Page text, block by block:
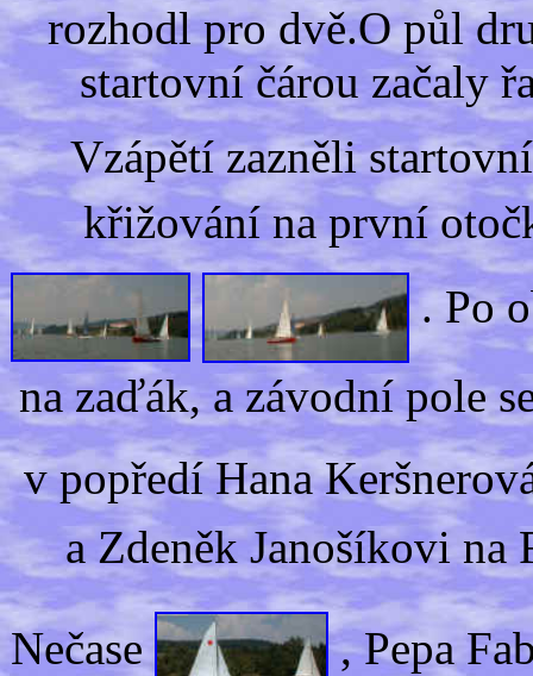
rozhodl pro dvě.O půl
startovní čárou začaly
Vzápětí zazněli
křižování na první
. Po
na zaďák, a závodní pole
v popředí Hana
a Zdeněk Janošíkovi
Nečase
, Pepa